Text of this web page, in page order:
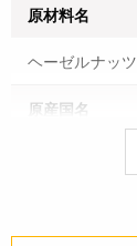
原材料名
ヘーゼルナッツ
原産国名